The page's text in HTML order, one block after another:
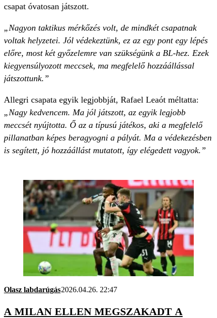
csapat óvatosan játszott.
„Nagyon taktikus mérkőzés volt, de mindkét csapatnak
voltak helyzetei. Jól védekeztünk, ez az egy pont egy lépés
előre, most két győzelemre van szükségünk a BL-hez. Ezek
kiegyensúlyozott meccsek, ma megfelelő hozzáállással
játszottunk.”
Allegri csapata egyik legjobbját, Rafael Leaót méltatta:
„Nagy kedvencem. Ma jól játszott, az egyik legjobb
meccsét nyújtotta. Ő az a típusú játékos, aki a megfelelő
pillanatban képes beragyogni a pályát. Ma a védekezésben
is segített, jó hozzáállást mutatott, így elégedett vagyok.”
Olasz labdarúgás2026.04.26. 22:47
A MILAN ELLEN MEGSZAKADT A